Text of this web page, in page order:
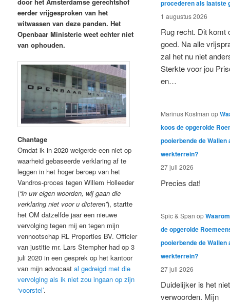
eerder vrijgesproken van het
witwassen van deze panden. Het
Openbaar Ministerie weet echter niet
van ophouden.
Chantage
Omdat ik in 2020 weigerde een niet op
waarheid gebaseerde verklaring af te
leggen in het hoger beroep van het
Vandros-proces tegen Willem Holleeder
(“in uw eigen woorden, wij gaan die
verklaring niet voor u dicteren”), startte
het OM datzelfde jaar een nieuwe
vervolging tegen mij en tegen mijn
vennootschap RL Properties BV. Officier
van justitie mr. Lars Stempher had op 3
juli 2020 in een gesprek op het kantoor
van mijn advocaatal gedreigd met die
vervolging als ik niet zou ingaan op zijn
‘voorstel’.
procederen als laatste
1 augustus 2026
Rug recht. Dit komt
goed. Na alle
zal het nu niet
Sterkte voor jou
en…
Marinus Kostman op
koos de opgerolde
pooierbende de Wallen
werkterrein?
27 juli 2026
Precies dat!
Spic & Span op
de opgerolde
pooierbende de Wallen
werkterrein?
27 juli 2026
Duidelijker is het
verwoorden. Mijn